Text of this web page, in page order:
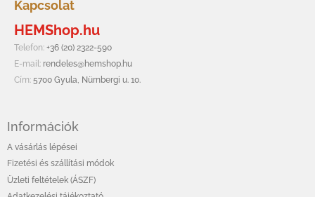
Kapcsolat
HEMShop.hu
Telefon: +36 (20) 2322-590
E-mail: rendeles@hemshop.hu
Cím: 5700 Gyula, Nürnbergi u. 10.
Információk
A vásárlás lépései
Fizetési és szállítási módok
Üzleti feltételek (ÁSZF)